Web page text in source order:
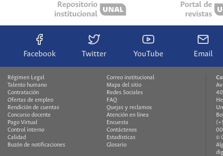
Repositorio
institucional
Portal de
revistas
Facebook Twitter YouTube Email
Régimen Legal
Talento humano
Contratación
Ofertas de empleo
Rendición de cuentas
Concurso docente
Pago Virtual
Control interno
Calidad
Buzón de notificaciones
Correo institucional
Mapa del sitio
Redes Sociales
FAQ
Quejas y reclamos
Atención en línea
Encuesta
Contáctenos
Estadísticas
Glosario
©